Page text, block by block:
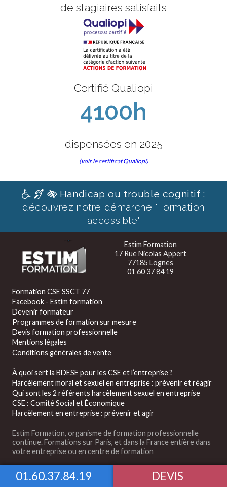
de stagiaires satisfaits
Certifié Qualiopi
4100h
dispensées en 2025
(voir le certificat Qualiopi)
Handicap ou trouble cognitif :
découvrez notre démarche "Formation
accessible"
Estim Formation
17 Rue Nicolas Appert
77185 Lognes
01 60 37 84 19
Formation CSE SSCT 77
Facebook - Estim formation
Devenir formateur
Programmes de formation sur mesure
Devis formation professionnelle
Mentions légales
Conditions générales de vente
À quoi sert la BDESE pour les CSE et l’entreprise ?
Harcèlement moral et sexuel en entreprise : prévenir et réagir
Qui sont les 2 référents harcèlement sexuel en entreprise
CSE : Comité Social et Économique
Harcèlement en entreprise : prévenir et agir
Estim Formation, organisme de formation professionnelle
continue. Formations sur Paris, et dans la France entière dans
votre entreprise ou en centre de formation
01.60.37.84.19 DEVIS